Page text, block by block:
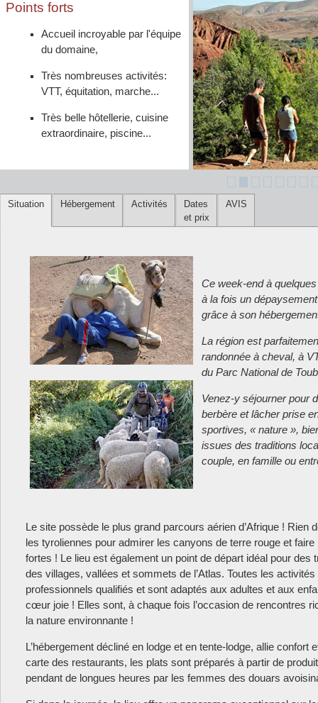
Situation Hébergement Activités
Dates
et prix
AVIS
Ce week-end à
à la fois un
grâce à son
La région est
randonnée à cheval, à
du Parc National de
Venez-y séjourner pour
berbère et lâcher prise
sportives, « nature »,
issues des traditions
couple, en famille ou
Le site possède le plus grand parcours aérien d’Afrique ! Rien
les tyroliennes pour admirer les canyons de terre rouge et
fortes ! Le lieu est également un point de départ idéal pour des
des villages, vallées et sommets de l’Atlas. Toutes les
professionnels qualifiés et sont adaptés aux adultes et aux
cœur joie ! Elles sont, à chaque fois l’occasion de rencontres
la nature environnante !
L’hébergement décliné en lodge et en tente-lodge, allie confort
carte des restaurants, les plats sont préparés à partir de
pendant de longues heures par les femmes des douars
Points forts
Accueil incroyable par l'équipe
du domaine,
Très nombreuses activités:
VTT, équitation, marche...
Très belle hôtellerie, cuisine
extraordinaire, piscine...